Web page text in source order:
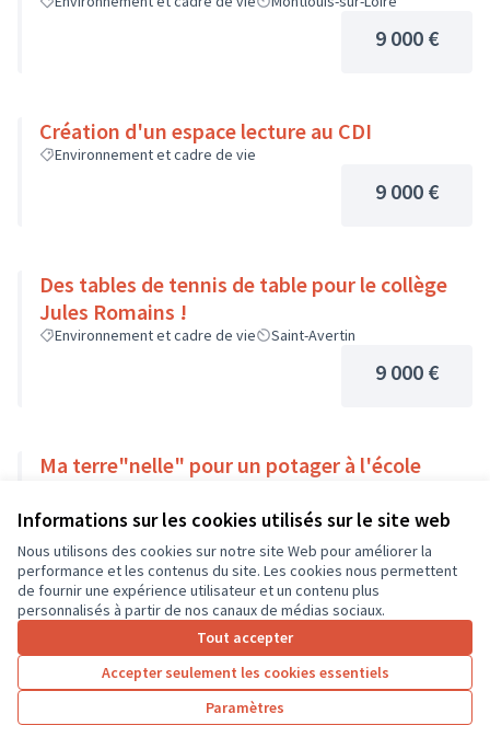
Informations sur les cookies utilisés sur le site web
Nous utilisons des cookies sur notre site Web pour améliorer la
performance et les contenus du site. Les cookies nous permettent
de fournir une expérience utilisateur et un contenu plus
personnalisés à partir de nos canaux de médias sociaux.
Tout accepter
Accepter seulement les cookies essentiels
Paramètres
9 000 €
Création d'un espace lecture au CDI
Environnement et cadre de vie
9 000 €
Des tables de tennis de table pour le collège
Jules Romains !
Environnement et cadre de vie Saint-Avertin
9 000 €
Ma terre"nelle" pour un potager à l'école
9 000 €
Résultats par page : 25
3 … 7